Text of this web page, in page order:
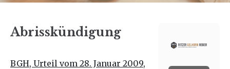
Abrisskündigung
BGH, Urteil vom 28. Januar 2009,